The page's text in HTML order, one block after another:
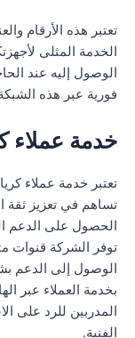
تعتبر هذه الأرقام
الخدمة المثلى
الوصول إليه عند
فورية عبر هذه
خدمة عملاء
تعتبر خدمة عملاء
تساهم في تعزيز ثقة
الحصول على الدعم
توفر الشركة قنوات
الوصول إلى الدعم
بخدمة العملاء عبر
المدربين للرد على
الفنية.